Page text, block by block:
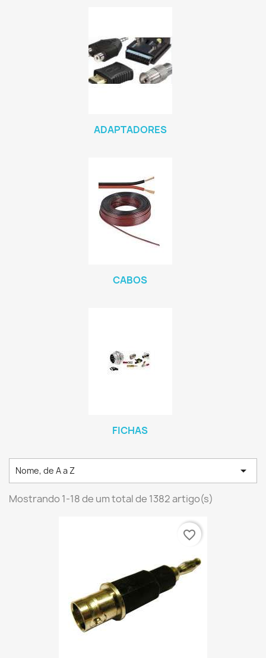
ADAPTADORES
CABOS
FICHAS
Nome, de A a Z 
Mostrando 1-18 de um total de 1382 artigo(s)
favorite_border